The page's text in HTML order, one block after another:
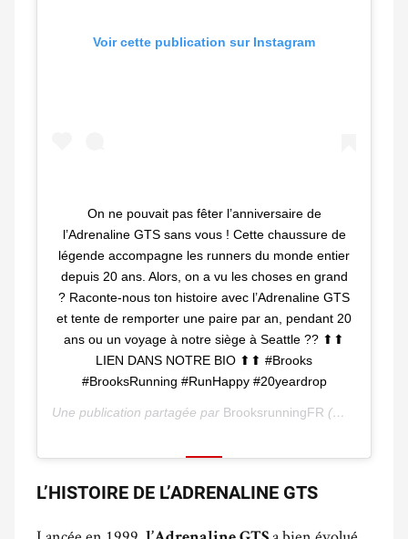
Voir cette publication sur Instagram
On ne pouvait pas fêter l’anniversaire de
l’Adrenaline GTS sans vous ! Cette chaussure de
légende accompagne les runners du monde entier
depuis 20 ans. Alors, on a vu les choses en grand
? Raconte-nous ton histoire avec l’Adrenaline GTS
et tente de remporter une paire par an, pendant 20
ans ou un voyage à notre siège à Seattle ?? ⬆⬆
LIEN DANS NOTRE BIO ⬆⬆ #Brooks
#BrooksRunning #RunHappy #20yeardrop
Une publication partagée par BrooksrunningFR (@brooksrunningfr) le
L’HISTOIRE DE L’ADRENALINE GTS